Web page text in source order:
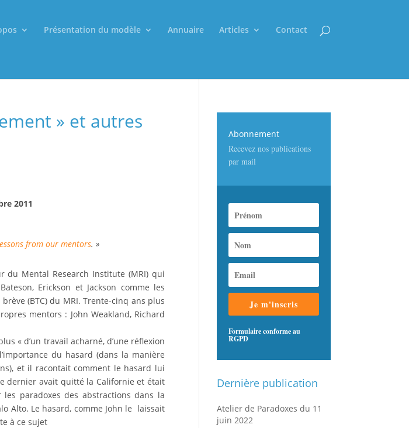
Présentation du modèle Annuaire Articles Contact
» et autres
2011
from our mentors. »
du Mental Research Institute (MRI) qui
Erickson et Jackson comme les
(BTC) du MRI. Trente-cinq ans plus
mentors : John Weakland, Richard
« d’un travail acharné, d’une réflexion
du hasard (dans la manière
et il racontait comment le hasard lui
dernier avait quitté la Californie et était
paradoxes des abstractions dans la
Alto. Le hasard, comme John le laissait
à ce sujet
Abonnement
Recevez nos publications
par mail
Je m'inscris
Formulaire conforme au
RGPD
Dernière publication
Atelier de Paradoxes du 11
juin 2022